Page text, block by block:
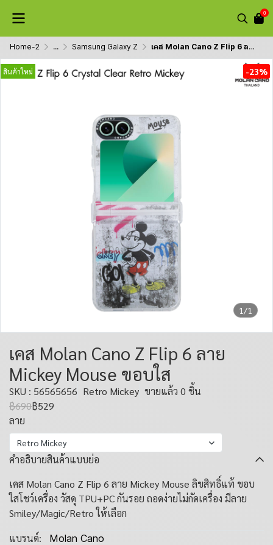
0
Home-2 ... Samsung Galaxy Z เคส Molan Cano Z Flip 6 ลาย Mickey Mouse ขอบใส
1/1
สินค้าใหม่ -23%
เคส Molan Cano Z Flip 6 ลาย
Mickey Mouse ขอบใส
SKU : 56565656 Retro Mickey ขายแล้ว 0 ชิ้น
฿690฿529
ลาย
Retro Mickey
คำอธิบายสินค้าแบบย่อ
เคส Molan Cano Z Flip 6 ลาย Mickey Mouse ลิขสิทธิ์แท้ ขอบ
ใสโชว์เครื่อง วัสดุ TPU+PC กันรอย ถอดง่ายไม่กัดเครื่อง มีลาย
Smiley/Magic/Retro ให้เลือก
แบรนด์:
Molan Cano